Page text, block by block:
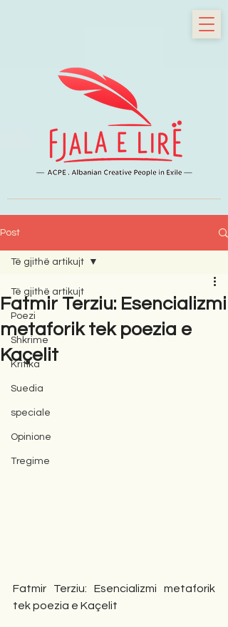
Post
Të gjithë artikujt
Poezi
Shkrime
Kritika
Suedia
speciale
Opinione
Tregime
Të gjithë artikujt
Fatmir Terziu: Esencializmi
metaforik tek poezia e
Kaçelit
Fatmir Terziu: Esencializmi metaforik
tek poezia e Kaçelit